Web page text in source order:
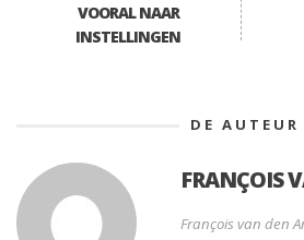
VOORAL NAAR
INSTELLINGEN
DE AUTEUR
FRANÇOIS
François van den